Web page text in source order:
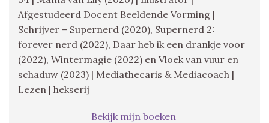
Afgestudeerd Docent Beeldende Vorming |
Schrijver – Supernerd (2020), Supernerd 2:
forever nerd (2022), Daar heb ik een drankje voor
(2022), Wintermagie (2022) en Vloek van vuur en
schaduw (2023) | Mediathecaris & Mediacoach |
Lezen | hekserij
Bekijk mijn boeken